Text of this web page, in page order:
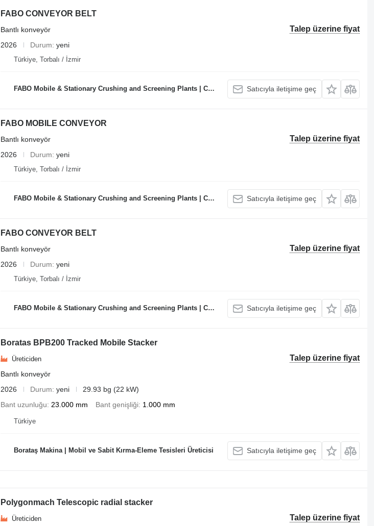
FABO CONVEYOR BELT
Talep üzerine fiyat
Bantlı konveyör
2026
Durum yeni
Türkiye, Torbalı / İzmir
FABO Mobile & Stationary Crushing and Screening Plants | Concrete Batching Plants Manufacturer Satıcıyla iletişime geç
FABO MOBILE CONVEYOR
Talep üzerine fiyat
Bantlı konveyör
2026
Durum yeni
Türkiye, Torbalı / İzmir
FABO Mobile & Stationary Crushing and Screening Plants | Concrete Batching Plants Manufacturer Satıcıyla iletişime geç
FABO CONVEYOR BELT
Talep üzerine fiyat
Bantlı konveyör
2026
Durum yeni
Türkiye, Torbalı / İzmir
FABO Mobile & Stationary Crushing and Screening Plants | Concrete Batching Plants Manufacturer Satıcıyla iletişime geç
Boratas BPB200 Tracked Mobile Stacker
Talep üzerine fiyat
Üreticiden
Bantlı konveyör
2026
Durum yeni
29.93 bg (22 kW)
Bant uzunluğu
23.000 mm Bant genişliği 1.000 mm
Türkiye
Borataş Makina | Mobil ve Sabit Kırma-Eleme Tesisleri Üreticisi Satıcıyla iletişime geç
Polygonmach Telescopic radial stacker
Talep üzerine fiyat
Üreticiden